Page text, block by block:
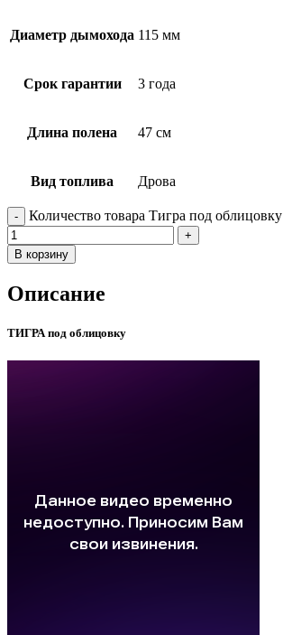
Диаметр дымохода 115 мм
Срок гарантии 3 года
Длина полена 47 см
Вид топлива Дрова
Количество товара Тигра под облицовку
В корзину
Описание
ТИГРА под облицовку